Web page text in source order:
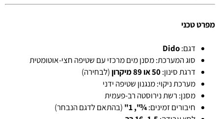
מפרט טכני
דגם:Dido
סוג המערכת: מסנן מים מרכזי עם שטיפה חצי-אוטומטית
דרגת סינון:50 או 89 מיקרון
(לבחירה)
מערכת ניקוי: מנגנון שטיפה ידני
מסנן: רשת נירוסטה רב-פעמית
חיבורים זמינים:¾", 1"
(בהתאם לדגם הנבחר)